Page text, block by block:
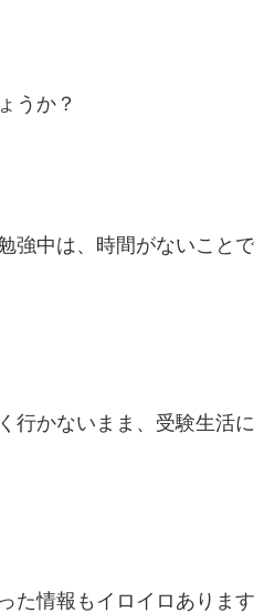
うか？
強中は、時間がないこと
行かないまま、受験生活
た情報もイロイロありま